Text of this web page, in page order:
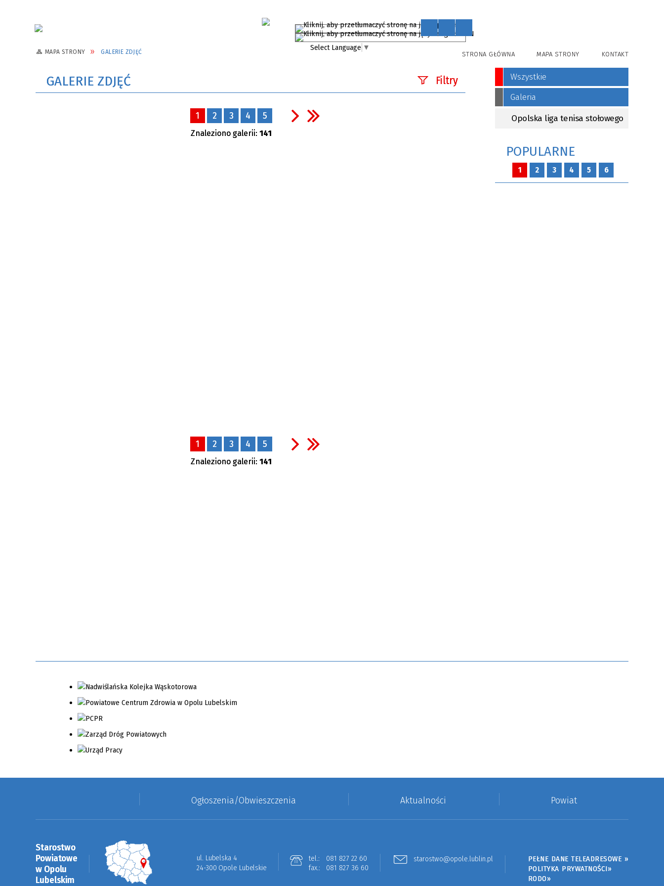
EN
Select Language ▼
STRONA GŁÓWNA MAPA STRONY KONTAKT
MAPA STRONY GALERIE ZDJĘĆ
GALERIE ZDJĘĆ Filtry
1 2 3 4 5
Znaleziono galerii: 141
1 2 3 4 5
Znaleziono galerii: 141
Wszystkie
Galeria
Opolska liga tenisa stołowego
POPULARNE
1 2 3 4 5 6
Ogłoszenia/Obwieszczenia Aktualności Powiat
Starostwo
Powiatowe
w Opolu
Lubelskim
ul. Lubelska 4
24-300 Opole Lubelskie
tel.:
081 827 22 60
fax.:
081 827 36 60
starostwo@opole.lublin.pl
PEŁNE DANE TELEADRESOWE »
POLITYKA PRYWATNOŚCI»
RODO»